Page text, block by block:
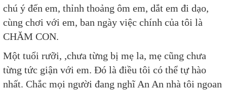
chú ý đến em, thỉnh thoảng ôm em, dắt em đi dạo,
cùng chơi với em, ban ngày việc chính của tôi là
CHĂM CON.
Một tuổi rưỡi, ,chưa từng bị mẹ la, mẹ cũng chưa
từng tức giận với em. Đó là điều tôi có thể tự hào
nhất. Chắc mọi người đang nghĩ An An nhà tôi ngoan